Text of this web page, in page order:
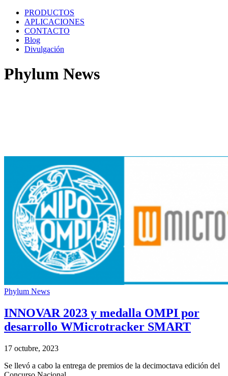
PRODUCTOS
APLICACIONES
CONTACTO
Blog
Divulgación
Phylum News
Phylum News
INNOVAR 2023 y medalla OMPI por
desarrollo WMicrotracker SMART
17 octubre, 2023
Se llevó a cabo la entrega de premios de la decimoctava edición del